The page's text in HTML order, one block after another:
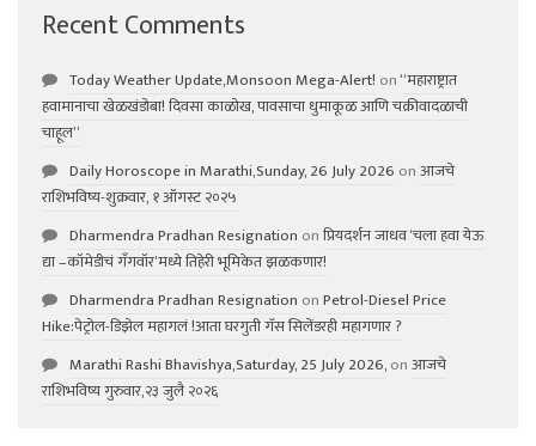
Recent Comments
Today Weather Update,Monsoon Mega-Alert! on“महाराष्ट्रात
हवामानाचा खेळखंडोबा! दिवसा काळोख, पावसाचा धुमाकूळ आणि चक्रीवादळाची
चाहूल”
Daily Horoscope in Marathi,Sunday, 26 July 2026 onआजचे
राशिभविष्य-शुक्रवार, १ ऑगस्ट २०२५
Dharmendra Pradhan Resignation onप्रियदर्शन जाधव ‘चला हवा येऊ
द्या –कॉमेडीचं गॅंगवॉर’मध्ये तिहेरी भूमिकेत झळकणार!
Dharmendra Pradhan Resignation onPetrol-Diesel Price
Hike:पेट्रोल-डिझेल महागलं !आता घरगुती गॅस सिलेंडरही महागणार ?
Marathi Rashi Bhavishya,Saturday, 25 July 2026,onआजचे
राशिभविष्य गुरुवार,२३ जुलै २०२६